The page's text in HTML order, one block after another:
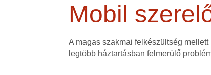
Mobil
A magas szakmai felkészültség
legtöbb háztartásban felmerülő